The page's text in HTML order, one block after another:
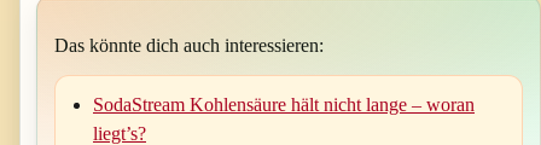
Das könnte dich auch interessieren:
SodaStream Kohlensäure hält nicht lange – woran
liegt’s?